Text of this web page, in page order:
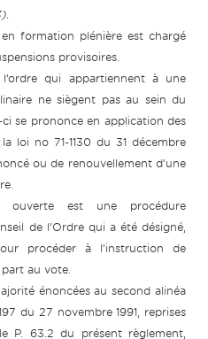
formation plénière est chargé
provisoires.
qui appartiennent à une
ne siègent pas au sein du
se prononce en application des
loi no 71-1130 du 31 décembre
ou de renouvellement d’une
ouverte est une procédure
de l’Ordre qui a été désigné,
procéder à l’instruction de
au vote.
énoncées au second alinéa
du 27 novembre 1991, reprises
P. 63.2 du présent règlement,